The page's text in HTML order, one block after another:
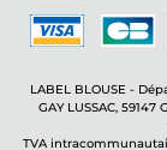
LABEL BLOUSE -
GAY LUSSAC, 59147
TVA